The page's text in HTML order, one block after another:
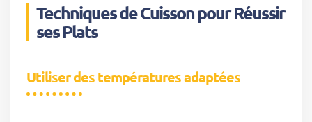
Techniques de Cuisson pour Réussir
ses Plats
Utiliser des températures adaptées